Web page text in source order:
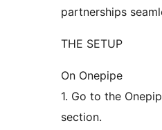
partnerships
THE SETUP
On Onepipe
1. Go to the
section.